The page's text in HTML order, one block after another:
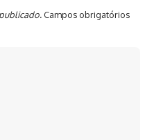
Campos obrigatórios